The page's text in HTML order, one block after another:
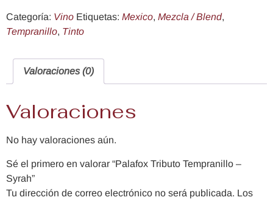
Categoría: Vino Etiquetas: Mexico, Mezcla / Blend,
Tempranillo, Tinto
Valoraciones (0)
Valoraciones
No hay valoraciones aún.
Sé el primero en valorar “Palafox Tributo Tempranillo –
Syrah”
Tu dirección de correo electrónico no será publicada. Los